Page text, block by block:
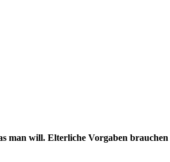
man will. Elterliche Vorgaben